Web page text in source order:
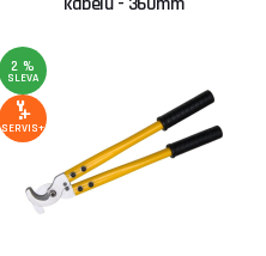
2 %
SLEVA
SERVIS+